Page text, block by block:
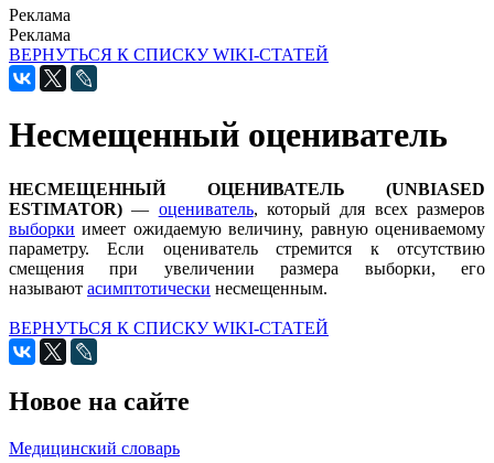
Реклама
Реклама
ВЕРНУТЬСЯ К СПИСКУ WIKI-СТАТЕЙ
Несмещенный оцениватель
НЕСМЕЩЕННЫЙ ОЦЕНИВАТЕЛЬ (UNBIASED
ESTIMATOR) — оцениватель, который для всех размеров
выборки имеет ожидаемую величину, равную оцениваемому
параметру. Если оцениватель стремится к отсутствию
смещения при увеличении размера выборки, его
называют асимптотически несмещенным.
ВЕРНУТЬСЯ К СПИСКУ WIKI-СТАТЕЙ
Новое на сайте
Медицинский словарь